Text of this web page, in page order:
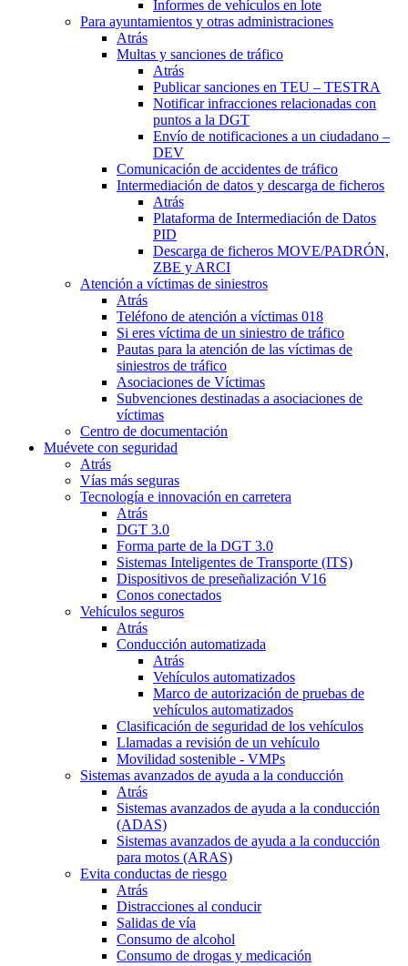
Informes de vehículos en lote
Para ayuntamientos y otras administraciones
Atrás
Multas y sanciones de tráfico
Atrás
Publicar sanciones en TEU – TESTRA
Notificar infracciones relacionadas con
puntos a la DGT
Envío de notificaciones a un ciudadano –
DEV
Comunicación de accidentes de tráfico
Intermediación de datos y descarga de ficheros
Atrás
Plataforma de Intermediación de Datos
PID
Descarga de ficheros MOVE/PADRÓN,
ZBE y ARCI
Atención a víctimas de siniestros
Atrás
Teléfono de atención a víctimas 018
Si eres víctima de un siniestro de tráfico
Pautas para la atención de las víctimas de
siniestros de tráfico
Asociaciones de Víctimas
Subvenciones destinadas a asociaciones de
víctimas
Centro de documentación
Muévete con seguridad
Atrás
Vías más seguras
Tecnología e innovación en carretera
Atrás
DGT 3.0
Forma parte de la DGT 3.0
Sistemas Inteligentes de Transporte (ITS)
Dispositivos de preseñalización V16
Conos conectados
Vehículos seguros
Atrás
Conducción automatizada
Atrás
Vehículos automatizados
Marco de autorización de pruebas de
vehículos automatizados
Clasificación de seguridad de los vehículos
Llamadas a revisión de un vehículo
Movilidad sostenible - VMPs
Sistemas avanzados de ayuda a la conducción
Atrás
Sistemas avanzados de ayuda a la conducción
(ADAS)
Sistemas avanzados de ayuda a la conducción
para motos (ARAS)
Evita conductas de riesgo
Atrás
Distracciones al conducir
Salidas de vía
Consumo de alcohol
Consumo de drogas y medicación